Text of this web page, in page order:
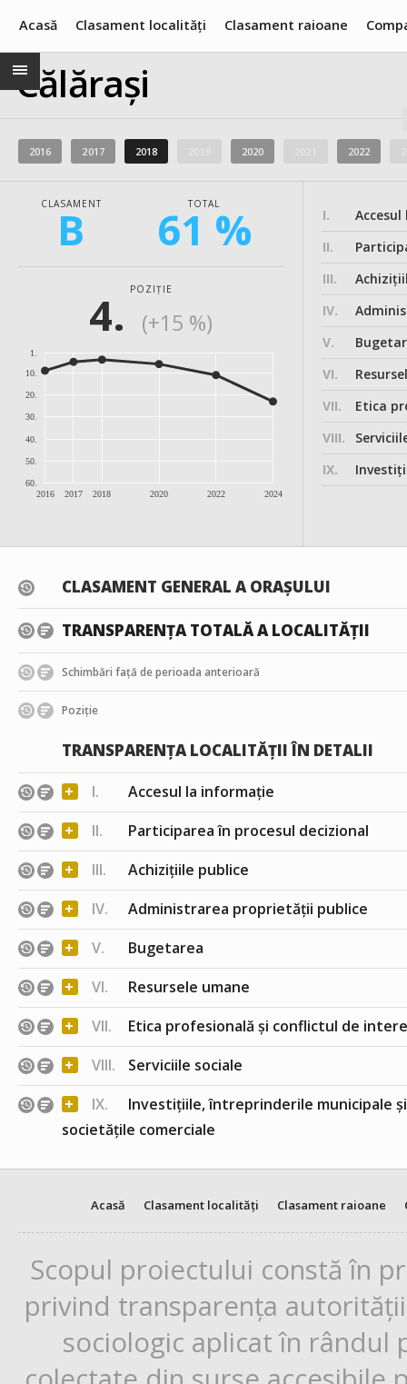
Acasă Clasament localități Clasament raioane
Călărași
2016 2017 2018 2020 2022
CLASAMENT
B TOTAL
61 %
POZIȚIE
4. (+15 %)
2016 2017 2018 2020 2022 2024
1.
10.
20.
30.
40.
50.
60.
I.
II.
III.
IV.
V.
VI.
VII.
Etica
VIII.
IX.
Investițiile,
CLASAMENT GENERAL A ORAȘULUI
TRANSPARENȚA TOTALĂ A LOCALITĂȚII
Schimbări față de perioada anterioară
Poziție
TRANSPARENȚA LOCALITĂȚII ÎN DETALII
+
I. Accesul la informație
+ II. Participarea în procesul decizional
+ III. Achizițiile publice
+ IV. Administrarea proprietății publice
+ V. Bugetarea
+ VI. Resursele umane
+ VII. Etica profesională și conflictul de
+ VIII. Serviciile sociale
+ IX.
Investițiile, întreprinderile municipale
societățile comerciale
Acasă Clasament localități Clasament raioane
Scopul proiectului constă în
privind transparența
sociologic aplicat în rândul